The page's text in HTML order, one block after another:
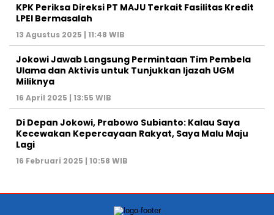
KPK Periksa Direksi PT MAJU Terkait Fasilitas Kredit
LPEI Bermasalah
13 Agustus 2025 | 11:48 WIB
Jokowi Jawab Langsung Permintaan Tim Pembela
Ulama dan Aktivis untuk Tunjukkan Ijazah UGM
Miliknya
16 April 2025 | 13:55 WIB
Di Depan Jokowi, Prabowo Subianto: Kalau Saya
Kecewakan Kepercayaan Rakyat, Saya Malu Maju
Lagi
16 Februari 2025 | 10:58 WIB